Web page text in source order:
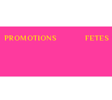
PROMOTIONS FETES